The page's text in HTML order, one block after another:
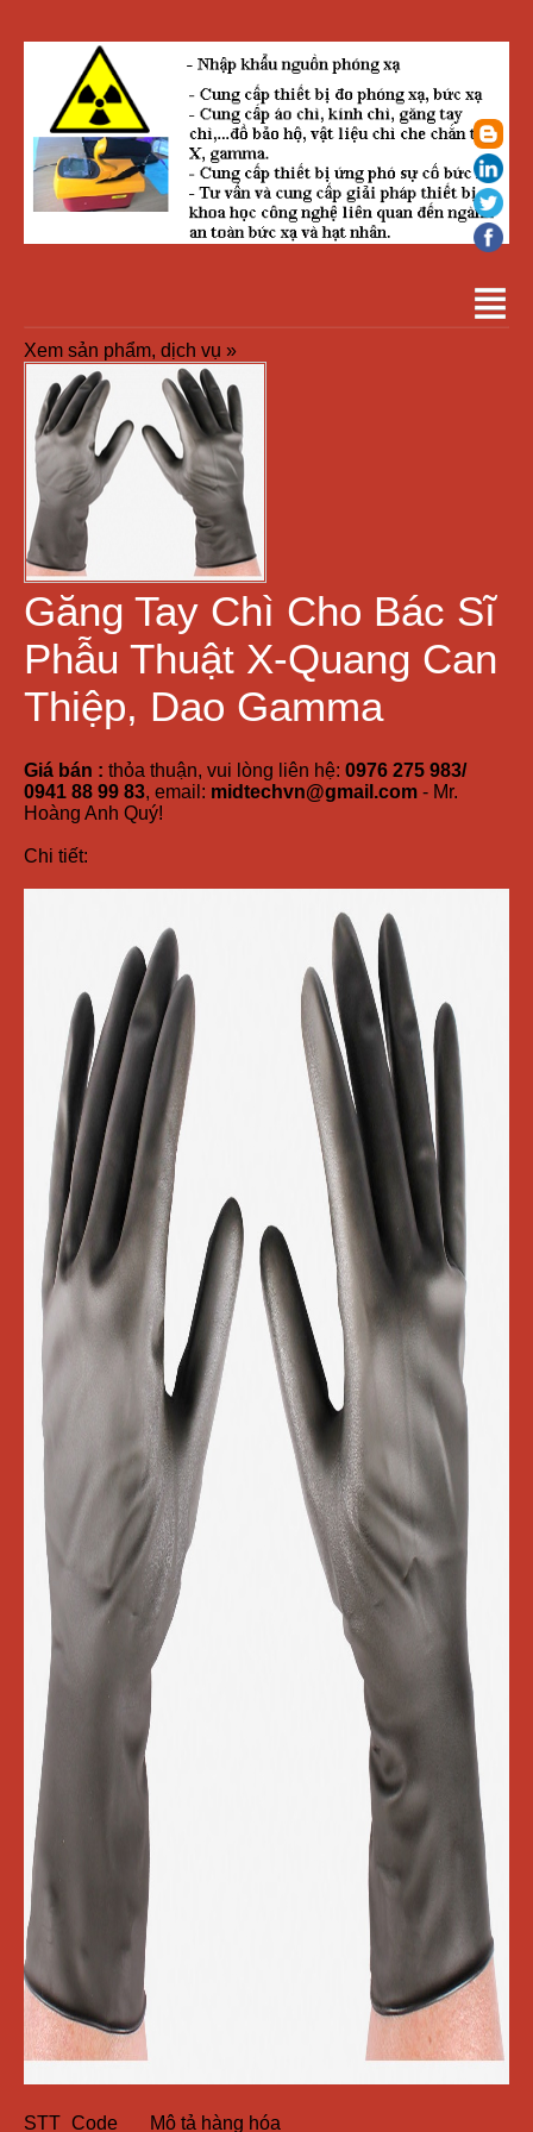
Xem sản phẩm, dịch vụ »
Găng Tay Chì Cho Bác Sĩ
Phẫu Thuật X-Quang Can
Thiệp, Dao Gamma
Giá bán : thỏa thuận, vui lòng liên hệ: 0976 275 983/
0941 88 99 83, email: midtechvn@gmail.com - Mr.
Hoàng Anh Quý!
Chi tiết:
STT Code Mô tả hàng hóa